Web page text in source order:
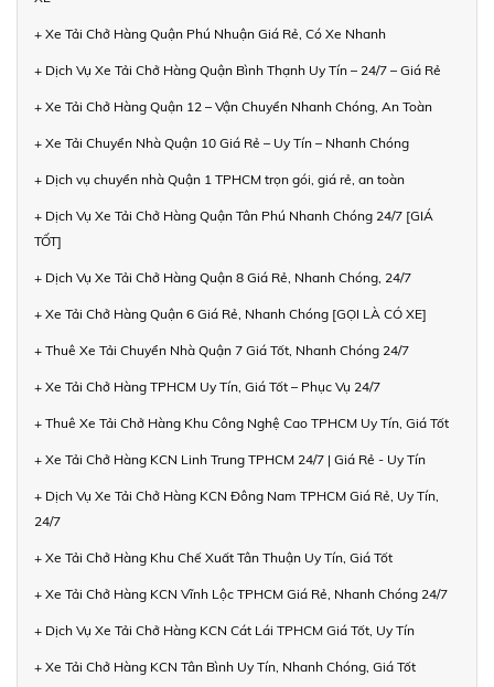
+ Xe Tải Chở Hàng Quận Phú Nhuận Giá Rẻ, Có Xe Nhanh
+ Dịch Vụ Xe Tải Chở Hàng Quận Bình Thạnh Uy Tín – 24/7 – Giá Rẻ
+ Xe Tải Chở Hàng Quận 12 – Vận Chuyển Nhanh Chóng, An Toàn
+ Xe Tải Chuyển Nhà Quận 10 Giá Rẻ – Uy Tín – Nhanh Chóng
+ Dịch vụ chuyển nhà Quận 1 TPHCM trọn gói, giá rẻ, an toàn
+ Dịch Vụ Xe Tải Chở Hàng Quận Tân Phú Nhanh Chóng 24/7 [GIÁ
TỐT]
+ Dịch Vụ Xe Tải Chở Hàng Quận 8 Giá Rẻ, Nhanh Chóng, 24/7
+ Xe Tải Chở Hàng Quận 6 Giá Rẻ, Nhanh Chóng [GỌI LÀ CÓ XE]
+ Thuê Xe Tải Chuyển Nhà Quận 7 Giá Tốt, Nhanh Chóng 24/7
+ Xe Tải Chở Hàng TPHCM Uy Tín, Giá Tốt – Phục Vụ 24/7
+ Thuê Xe Tải Chở Hàng Khu Công Nghệ Cao TPHCM Uy Tín, Giá Tốt
+ Xe Tải Chở Hàng KCN Linh Trung TPHCM 24/7 | Giá Rẻ - Uy Tín
+ Dịch Vụ Xe Tải Chở Hàng KCN Đông Nam TPHCM Giá Rẻ, Uy Tín,
24/7
+ Xe Tải Chở Hàng Khu Chế Xuất Tân Thuận Uy Tín, Giá Tốt
+ Xe Tải Chở Hàng KCN Vĩnh Lộc TPHCM Giá Rẻ, Nhanh Chóng 24/7
+ Dịch Vụ Xe Tải Chở Hàng KCN Cát Lái TPHCM Giá Tốt, Uy Tín
+ Xe Tải Chở Hàng KCN Tân Bình Uy Tín, Nhanh Chóng, Giá Tốt